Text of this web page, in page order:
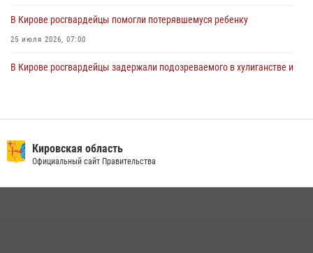
В Кирове росгвардейцы помогли потерявшемуся ребенку
25 июля 2026, 07:00
В Кирове росгвардейцы задержали подозреваемого в хулиганстве и
вневедомственную охрану и поступления в ведомственные вузы
22 июля 2026, 14:51 1 2
Кировская область
Официальный сайт Правительства